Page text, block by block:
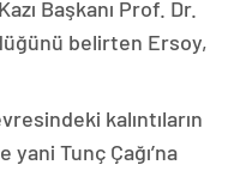
Başkanı Prof. Dr.
belirten Ersoy,
kalıntıların
Tunç Çağı’na